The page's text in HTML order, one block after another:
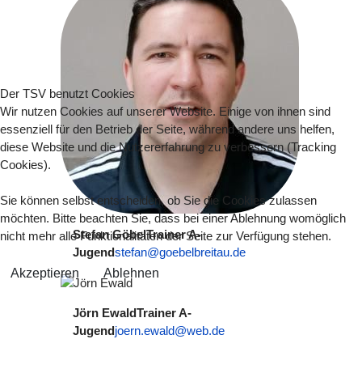
Stefan GöbelTrainer A-
Jugendstefan@goebelbreitau.de
Jörn EwaldTrainer A-
Jugendjoern.ewald@web.de
Der TSV benutzt Cookies
Wir nutzen Cookies auf unserer Website. Einige von ihnen sind
essenziell für den Betrieb der Seite, während andere uns helfen,
diese Website und die Nutzererfahrung zu verbessern (Tracking
Cookies).
Sie können selbst entscheiden, ob Sie die Cookies zulassen
möchten. Bitte beachten Sie, dass bei einer Ablehnung womöglich
nicht mehr alle Funktionalitäten der Seite zur Verfügung stehen.
Akzeptieren Ablehnen